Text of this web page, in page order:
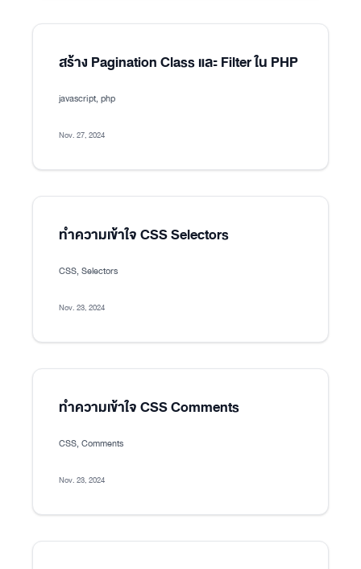
สร้าง Pagination Class และ Filter ใน PHP
javascript, php
Nov. 27, 2024
ทำความเข้าใจ CSS Selectors
CSS, Selectors
Nov. 23, 2024
ทำความเข้าใจ CSS Comments
CSS, Comments
Nov. 23, 2024